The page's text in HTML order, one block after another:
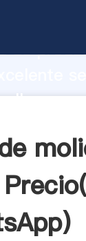
de
llave en
)